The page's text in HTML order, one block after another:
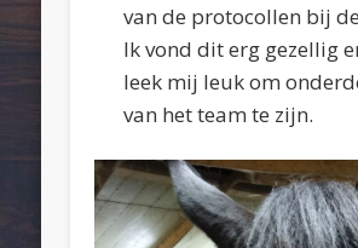
van de protocollen bij
Ik vond dit erg gezellig
leek mij leuk om
van het team te zijn.